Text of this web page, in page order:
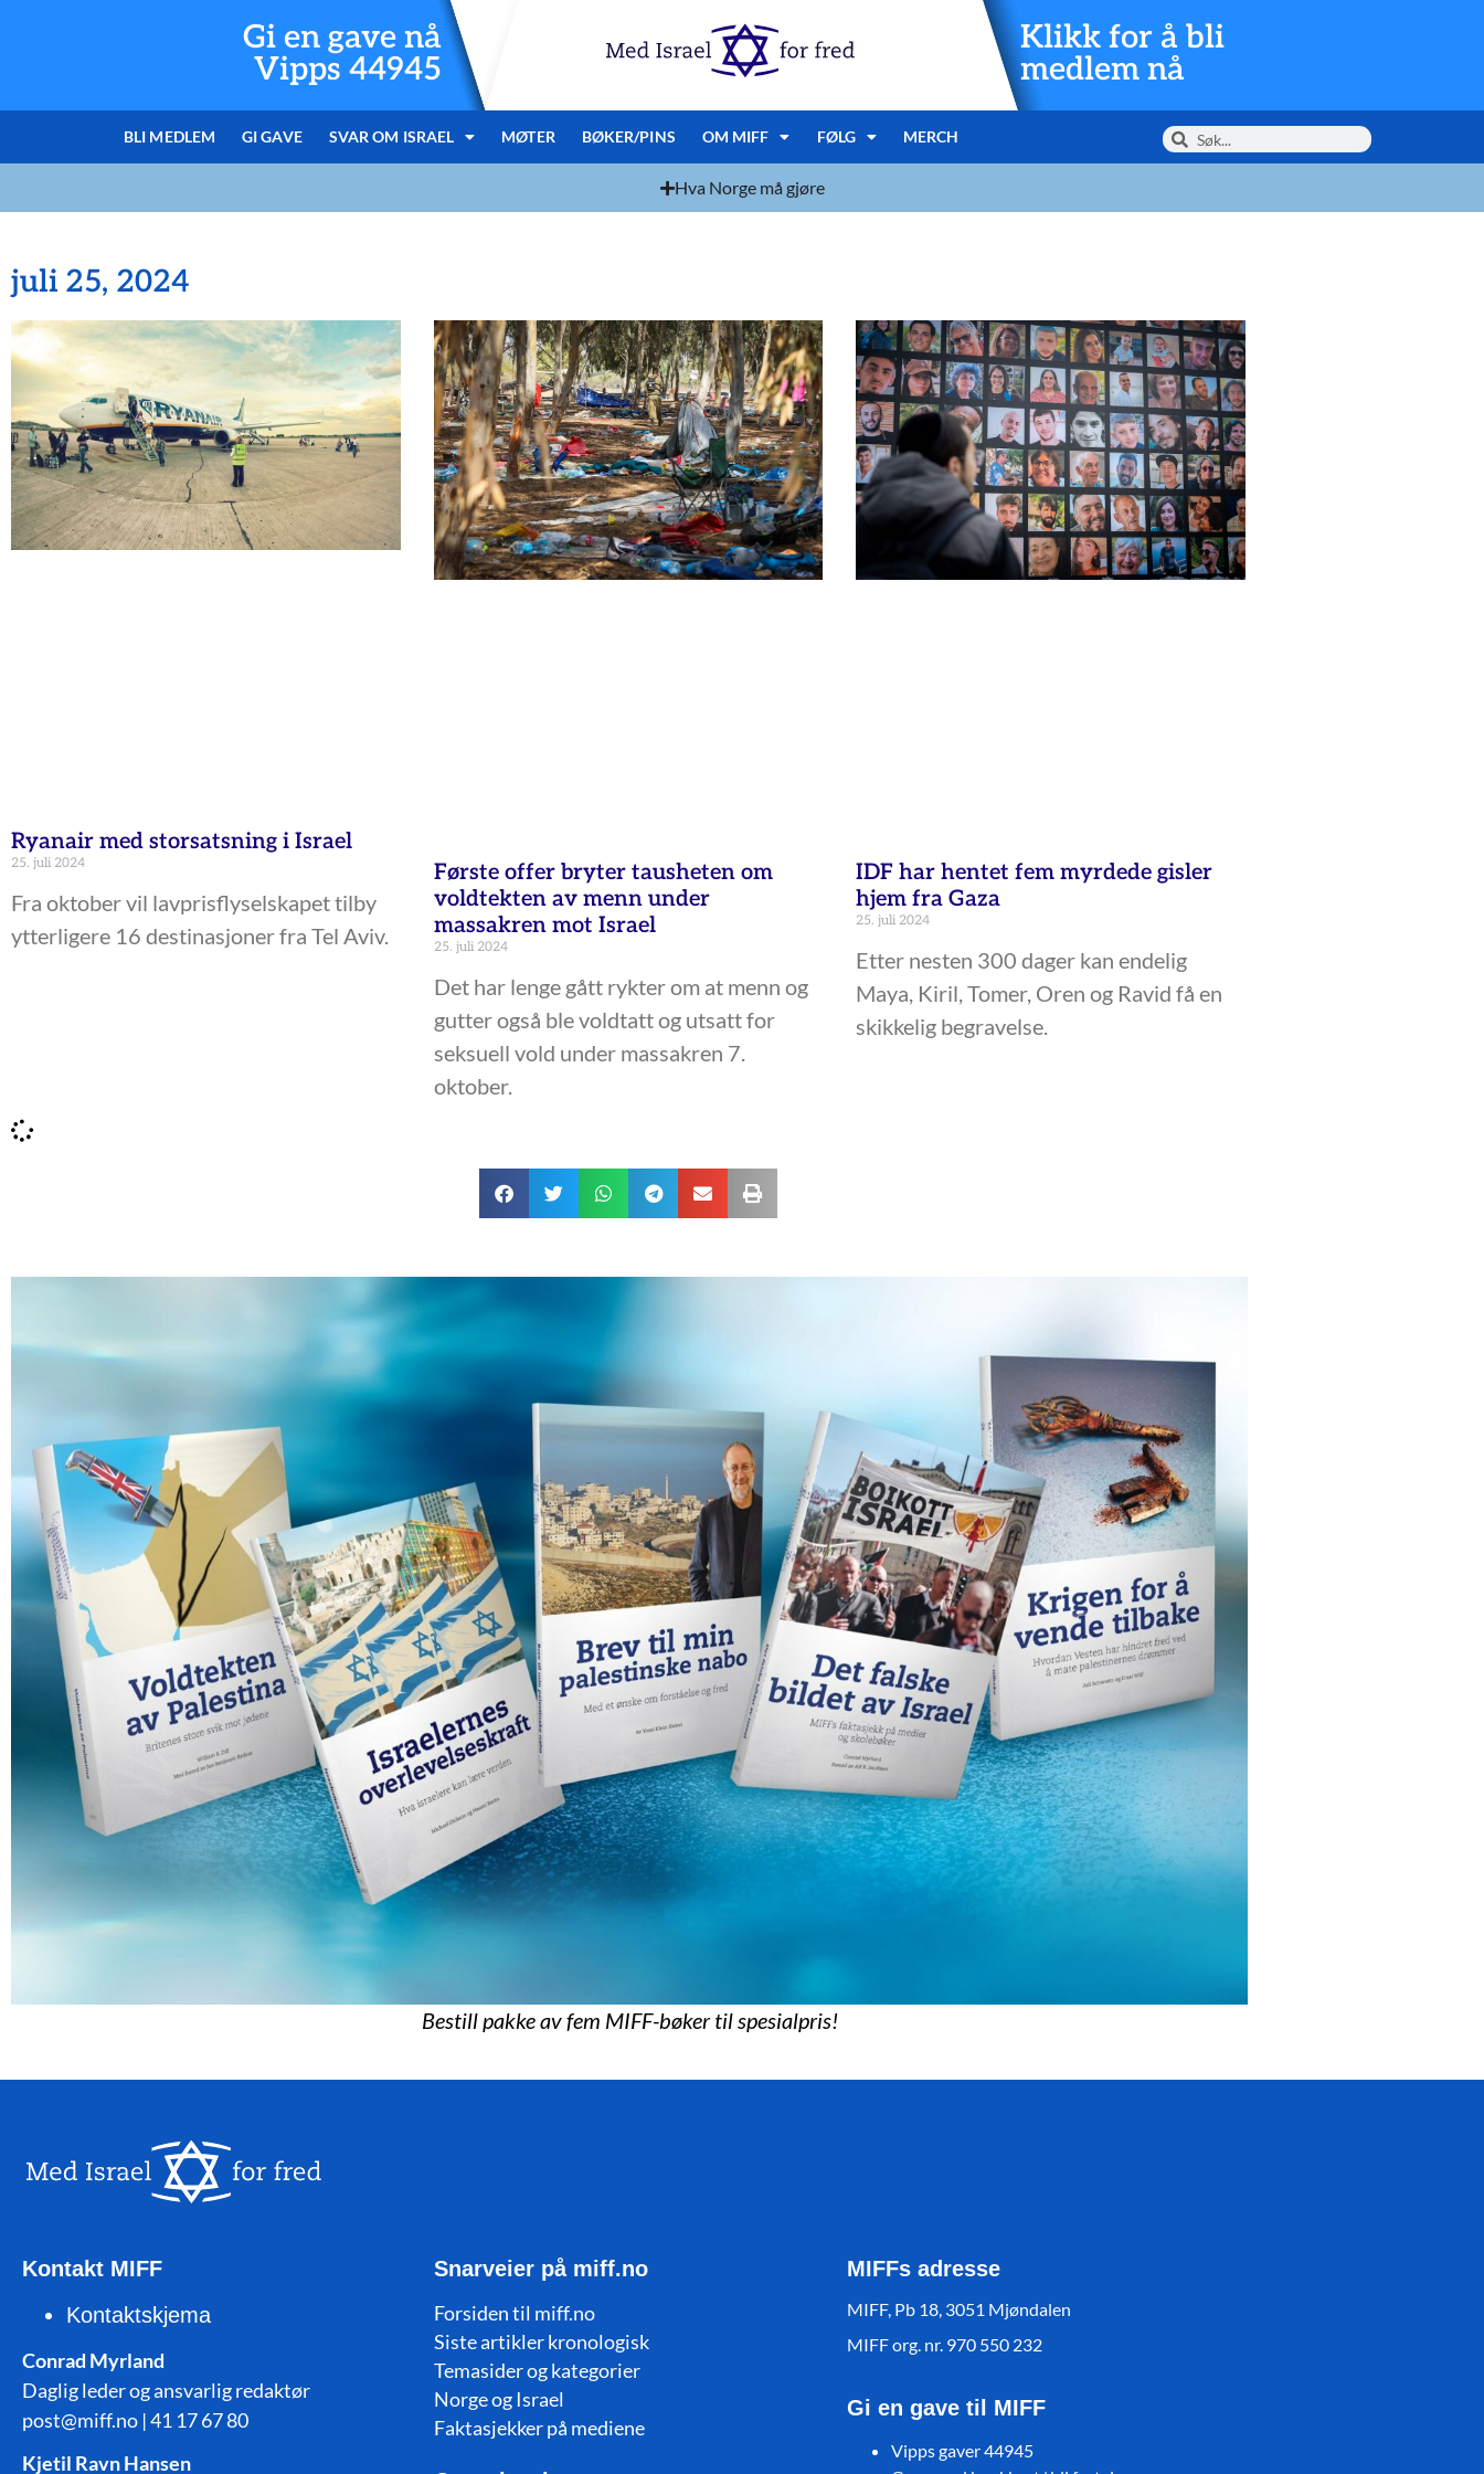
Gi en gave nå
Vipps 44945
Klikk for å bli
medlem nå
BLI MEDLEM GI GAVE SVAR OM ISRAEL MØTER BØKER/PINS OM MIFF FØLG MERCH
Hva Norge må gjøre
juli 25, 2024
Ryanair med storsatsning i Israel
25. juli 2024
Fra oktober vil lavprisflyselskapet tilby
ytterligere 16 destinasjoner fra Tel Aviv.
Første offer bryter tausheten om
voldtekten av menn under
massakren mot Israel
25. juli 2024
Det har lenge gått rykter om at menn og
gutter også ble voldtatt og utsatt for
seksuell vold under massakren 7.
oktober.
IDF har hentet fem myrdede gisler
hjem fra Gaza
25. juli 2024
Etter nesten 300 dager kan endelig
Maya, Kiril, Tomer, Oren og Ravid få en
skikkelig begravelse.
Bestill pakke av fem MIFF-bøker til spesialpris!
Kontakt MIFF
Kontaktskjema
Conrad Myrland
Daglig leder og ansvarlig redaktør
post@miff.no | 41 17 67 80
Kjetil Ravn Hansen
Snarveier på miff.no
Forsiden til miff.no
Siste artikler kronologisk
Temasider og kategorier
Norge og Israel
Faktasjekker på mediene
MIFFs adresse
MIFF, Pb 18, 3051 Mjøndalen
MIFF org. nr. 970 550 232
Gi en gave til MIFF
Vipps gaver 44945